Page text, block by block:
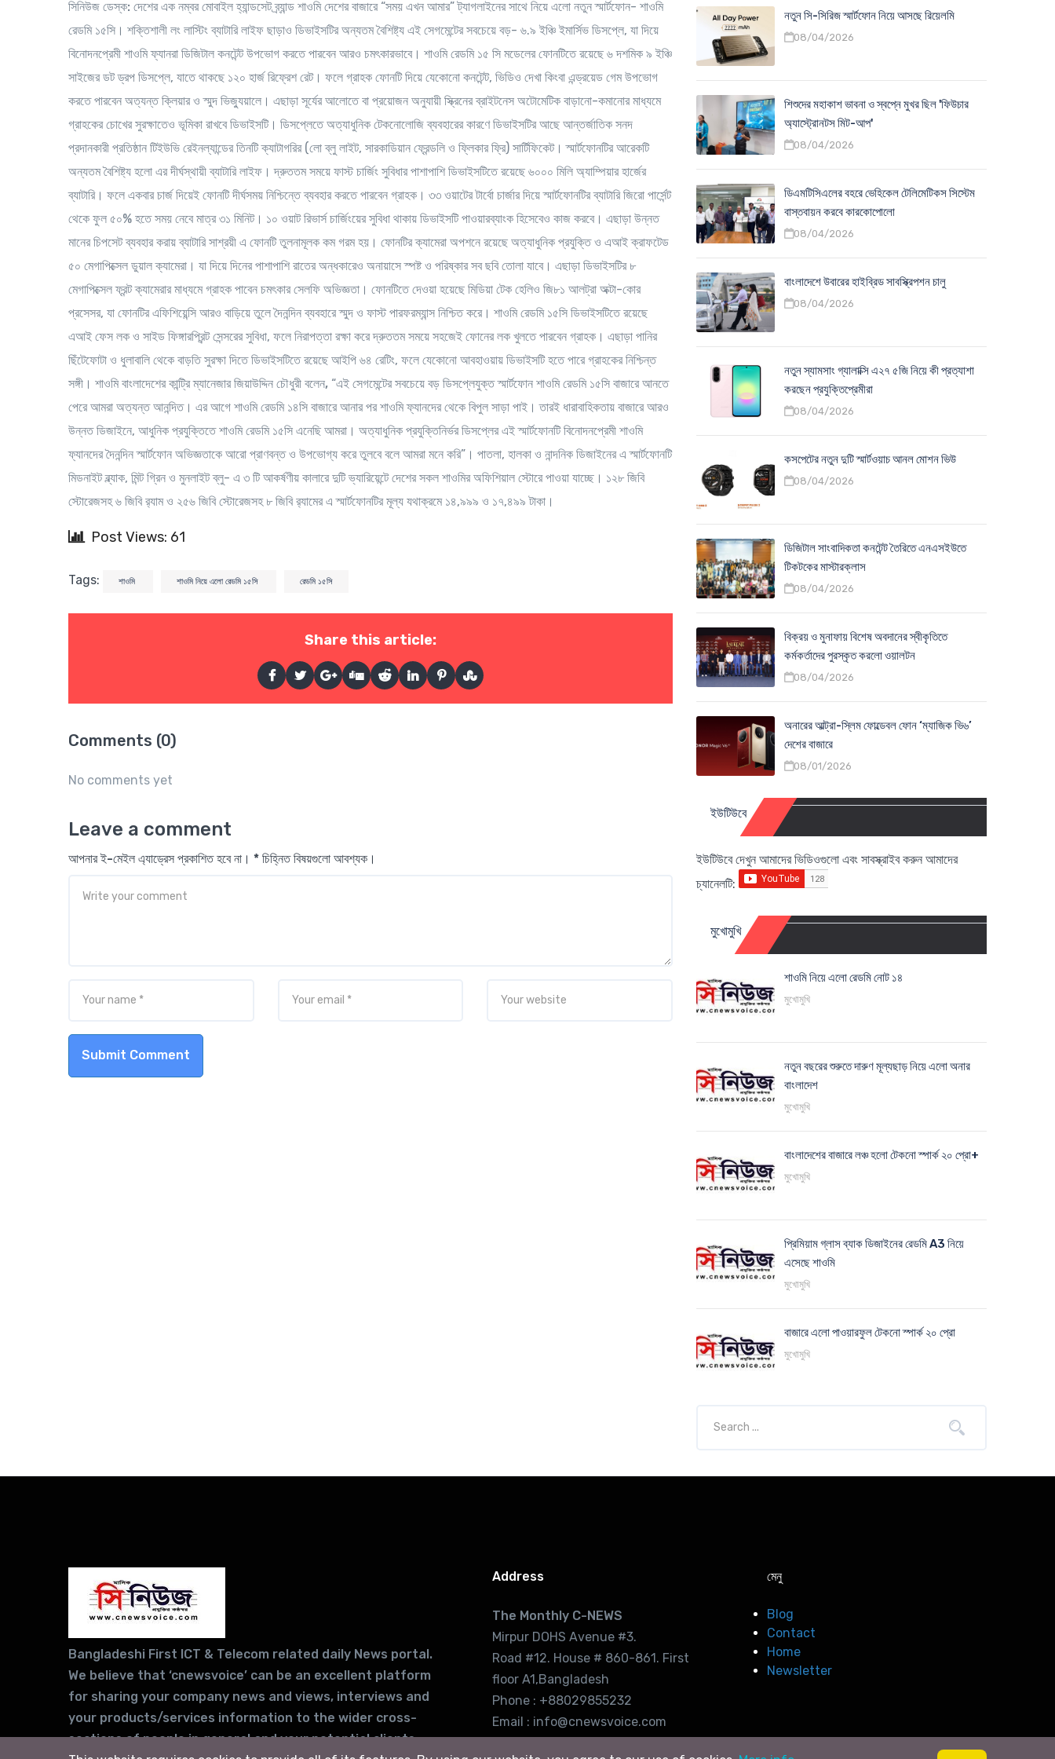
সিনিউজ ডেস্ক: দেশের এক নম্বর মোবাইল হ্যান্ডসেট ব্র্যান্ড শাওমি দেশের বাজারে “সময় এখন আমার” ট্যাগলাইনের সাথে নিয়ে এলো নতুন স্মার্টফোন- শাওমি
রেডমি ১৫সি। শক্তিশালী লং লাস্টিং ব্যাটারি লাইফ ছাড়াও ডিভাইসটির অন্যতম বৈশিষ্ট্য এই সেগমেন্টের সবচেয়ে বড়- ৬.৯ ইঞ্চি ইমার্সিভ ডিসপ্লে, যা দিয়ে
বিনোদনপ্রেমী শাওমি ফ্যানরা ডিজিটাল কনটেন্ট উপভোগ করতে পারবেন আরও চমৎকারভাবে। শাওমি রেডমি ১৫ সি মডেলের ফোনটিতে রয়েছে ৬ দশমিক ৯ ইঞ্চি
সাইজের ডট ড্রপ ডিসপ্লে, যাতে থাকছে ১২০ হার্জ রিফ্রেশ রেট। ফলে গ্রাহক ফোনটি দিয়ে যেকোনো কনটেন্ট, ভিডিও দেখা কিংবা এন্ড্রয়েড গেম উপভোগ
করতে পারবেন অত্যন্ত ক্লিয়ার ও স্মুদ ভিজ্যুয়ালে। এছাড়া সূর্যের আলোতে বা প্রয়োজন অনুযায়ী স্ক্রিনের ব্রাইটনেস অটোমেটিক বাড়ানো-কমানোর মাধ্যমে
গ্রাহকের চোখের সুরক্ষাতেও ভূমিকা রাখবে ডিভাইসটি। ডিসপ্লেতে অত্যাধুনিক টেকনোলোজি ব্যবহারের কারণে ডিভাইসটির আছে আন্তর্জাতিক সনদ
প্রদানকারী প্রতিষ্ঠান টিইউভি রেইনল্যান্ডের তিনটি ক্যাটাগরির (লো ব্লু লাইট, সারকাডিয়ান ফ্রেন্ডলি ও ফ্লিকার ফ্রি) সার্টিফিকেট। স্মার্টফোনটির আরেকটি
অন্যতম বৈশিষ্ট্য হলো এর দীর্ঘস্থায়ী ব্যাটারি লাইফ। দ্রুততম সময়ে ফাস্ট চার্জিং সুবিধার পাশাপাশি ডিভাইসটিতে রয়েছে ৬০০০ মিলি অ্যাম্পিয়ার হার্জের
ব্যাটারি। ফলে একবার চার্জ দিয়েই ফোনটি দীর্ঘসময় নিশ্চিন্তে ব্যবহার করতে পারবেন গ্রাহক। ৩৩ ওয়াটের টার্বো চার্জার দিয়ে স্মার্টফোনটির ব্যাটারি জিরো পার্সেন্ট
থেকে ফুল ৫০% হতে সময় নেবে মাত্র ৩১ মিনিট। ১০ ওয়াট রিভার্স চার্জিংয়ের সুবিধা থাকায় ডিভাইসটি পাওয়ারব্যাংক হিসেবেও কাজ করবে। এছাড়া উন্নত
মানের চিপসেট ব্যবহার করায় ব্যাটারি সাশ্রয়ী এ ফোনটি তুলনামূলক কম গরম হয়। ফোনটির ক্যামেরা অপশনে রয়েছে অত্যাধুনিক প্রযুক্তি ও এআই ক্রাফটেড
৫০ মেগাপিক্সেল ডুয়াল ক্যামেরা। যা দিয়ে দিনের পাশাপাশি রাতের অন্ধকারেও অনায়াসে স্পষ্ট ও পরিষ্কার সব ছবি তোলা যাবে। এছাড়া ডিভাইসটির ৮
মেগাপিক্সেল ফ্রন্ট ক্যামেরার মাধ্যমে গ্রাহক পাবেন চমৎকার সেলফি অভিজ্ঞতা। ফোনটিতে দেওয়া হয়েছে মিডিয়া টেক হেলিও জি৮১ আলট্রা অক্টা-কোর
প্রসেসর, যা ফোনটির এফিশিয়েন্সি আরও বাড়িয়ে তুলে দৈনন্দিন ব্যবহারে স্মুদ ও ফাস্ট পারফরম্যান্স নিশ্চিত করে। শাওমি রেডমি ১৫সি ডিভাইসটিতে রয়েছে
এআই ফেস লক ও সাইড ফিঙ্গারপ্রিন্ট সেন্সরের সুবিধা, ফলে নিরাপত্তা রক্ষা করে দ্রুততম সময়ে সহজেই ফোনের লক খুলতে পারবেন গ্রাহক। এছাড়া পানির
ছিঁটেফোটা ও ধুলাবালি থেকে বাড়তি সুরক্ষা দিতে ডিভাইসটিতে রয়েছে আইপি ৬৪ রেটিং, ফলে যেকোনো আবহাওয়ায় ডিভাইসটি হতে পারে গ্রাহকের নিশ্চিন্ত
সঙ্গী। শাওমি বাংলাদেশের কান্ট্রি ম্যানেজার জিয়াউদ্দিন চৌধুরী বলেন, “এই সেগমেন্টের সবচেয়ে বড় ডিসপ্লেযুক্ত স্মার্টফোন শাওমি রেডমি ১৫সি বাজারে আনতে
পেরে আমরা অত্যন্ত আনন্দিত। এর আগে শাওমি রেডমি ১৪সি বাজারে আনার পর শাওমি ফ্যানদের থেকে বিপুল সাড়া পাই। তারই ধারাবাহিকতায় বাজারে আরও
উন্নত ডিজাইনে, আধুনিক প্রযুক্তিতে শাওমি রেডমি ১৫সি এনেছি আমরা। অত্যাধুনিক প্রযুক্তিনির্ভর ডিসপ্লের এই স্মার্টফোনটি বিনোদনপ্রেমী শাওমি
ফ্যানদের দৈনন্দিন স্মার্টফোন অভিজ্ঞতাকে আরো প্রাণবন্ত ও উপভোগ্য করে তুলবে বলে আমরা মনে করি”। পাতলা, হালকা ও নান্দনিক ডিজাইনের এ স্মার্টফোনটি
মিডনাইট ব্ল্যাক, মিন্ট গ্রিন ও মুনলাইট ব্লু- এ ৩ টি আকর্ষণীয় কালারে দুটি ভ্যারিয়েন্টে দেশের সকল শাওমির অফিশিয়াল স্টোরে পাওয়া যাচ্ছে। ১২৮ জিবি
স্টোরেজসহ ৬ জিবি র‍্যাম ও ২৫৬ জিবি স্টোরেজসহ ৮ জিবি র‍্যামের এ স্মার্টফোনটির মূল্য যথাক্রমে ১৪,৯৯৯ ও ১৭,৪৯৯ টাকা।
Post Views: 61
Tags: শাওমি শাওমি নিয়ে এলো রেডমি ১৫সি রেডমি ১৫সি
Share this article:
Comments (0)
No comments yet
Leave a comment
আপনার ই-মেইল এ্যাড্রেস প্রকাশিত হবে না। * চিহ্নিত বিষয়গুলো আবশ্যক।
Submit Comment
নতুন সি-সিরিজ স্মার্টফোন নিয়ে আসছে রিয়েলমি
08/04/2026
শিশুদের মহাকাশ ভাবনা ও স্বপ্নে মুখর ছিল 'ফিউচার
অ্যাস্ট্রোনটস মিট-আপ'
08/04/2026
ডিএমটিসিএলের বহরে ভেহিকেল টেলিমেটিকস সিস্টেম
বাস্তবায়ন করবে কারকোপোলো
08/04/2026
বাংলাদেশে উবারের হাইব্রিড সাবস্ক্রিপশন চালু
08/04/2026
নতুন স্যামসাং গ্যালাক্সি এ২৭ ৫জি নিয়ে কী প্রত্যাশা
করছেন প্রযুক্তিপ্রেমীরা
08/04/2026
কসপেটের নতুন দুটি স্মার্টওয়াচ আনল মোশন ভিউ
08/04/2026
ডিজিটাল সাংবাদিকতা কনটেন্ট তৈরিতে এনএসইউতে
টিকটকের মাস্টারক্লাস
08/04/2026
বিক্রয় ও মুনাফায় বিশেষ অবদানের স্বীকৃতিতে
কর্মকর্তাদের পুরস্কৃত করলো ওয়ালটন
08/04/2026
অনারের আল্ট্রা-স্লিম ফোল্ডেবল ফোন ‘ম্যাজিক ভি৬’
দেশের বাজারে
08/01/2026
ইউটিউবে
ইউটিউবে দেখুন আমাদের ভিডিওগুলো এবং সাবস্ক্রাইব করুন আমাদের
চ্যানেলটি:
মুখোমুখি
শাওমি নিয়ে এলো রেডমি নোট ১৪
মুখোমুখি
নতুন বছরের শুরুতে দারুণ মূল্যছাড় নিয়ে এলো অনার
বাংলাদেশ
মুখোমুখি
বাংলাদেশের বাজারে লঞ্চ হলো টেকনো স্পার্ক ২০ প্রো+
মুখোমুখি
প্রিমিয়াম গ্লাস ব্যাক ডিজাইনের রেডমি A3 নিয়ে
এসেছে শাওমি
মুখোমুখি
বাজারে এলো পাওয়ারফুল টেকনো স্পার্ক ২০ প্রো
মুখোমুখি
Bangladeshi First ICT & Telecom related daily News portal.
We believe that ‘cnewsvoice’ can be an excellent platform
for sharing your company news and views, interviews and
your products/services information to the wider cross-
sections of people in general and your potential clients
Address
The Monthly C-NEWS
Mirpur DOHS Avenue #3.
Road #12. House # 860-861. First
floor A1,Bangladesh
Phone : +88029855232
Email : info@cnewsvoice.com
মেনু
Blog
Contact
Home
Newsletter